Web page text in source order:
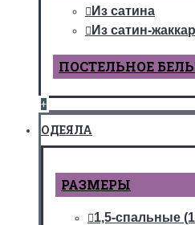
Из сатина
Из сатин-
ПОСТЕЛЬНОЕ
+
ОДЕЯЛА
РАЗМЕРЫ
1,5-спальные